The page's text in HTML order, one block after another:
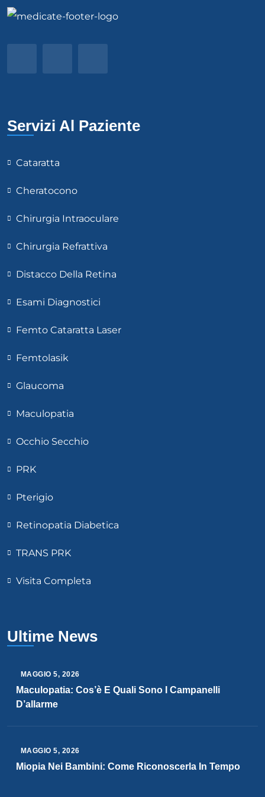
Servizi Al Paziente
Cataratta
Cheratocono
Chirurgia Intraoculare
Chirurgia Refrattiva
Distacco Della Retina
Esami Diagnostici
Femto Cataratta Laser
Femtolasik
Glaucoma
Maculopatia
Occhio Secchio
PRK
Pterigio
Retinopatia Diabetica
TRANS PRK
Visita Completa
Ultime News
MAGGIO5, 2026
Maculopatia: Cos’è E Quali Sono I Campanelli
D’allarme
MAGGIO5, 2026
Miopia Nei Bambini: Come Riconoscerla In Tempo